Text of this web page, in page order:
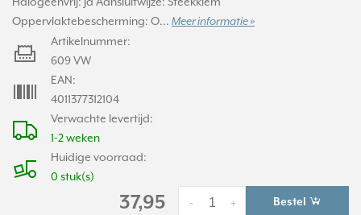
Oppervlaktebescherming: O... Meer informatie »
Verwachte levertijd:
1-2 weken
Huidige voorraad:
0 stuk(s)
Artikelnummer:
609 VW
EAN:
4011377312104
37,95 +
- Bestel